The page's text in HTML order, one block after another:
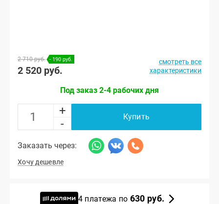
2 710 руб. - 190 руб.
2 520 руб.
смотреть все
характеристики
Под заказ 2-4 рабочих дня
+
-
Купить
Заказать через:
Хочу дешевле
4 платежа по 630 руб.